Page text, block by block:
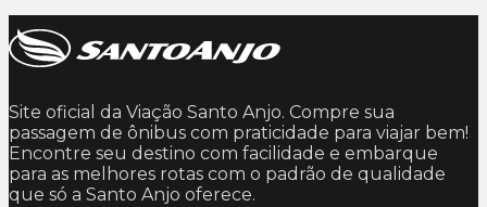
Site oficial da Viação Santo Anjo. Compre sua
passagem de ônibus com praticidade para viajar bem!
Encontre seu destino com facilidade e embarque
para as melhores rotas com o padrão de qualidade
que só a Santo Anjo oferece.